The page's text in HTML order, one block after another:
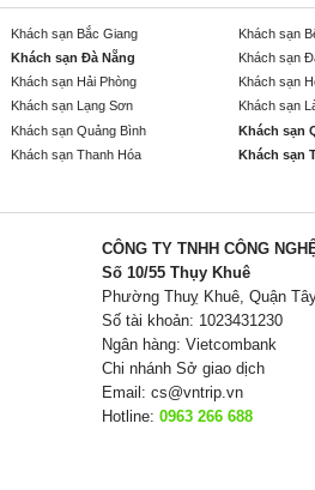
Khách sạn Bắc Giang Khách sạn
Khách sạn Đà Nẵng Khách sạn
Khách sạn Hải Phòng Khách sạn
Khách sạn Lạng Sơn Khách sạn
Khách sạn Quảng Bình Khách sạn
Khách sạn Thanh Hóa Khách sạn
CÔNG TY TNHH CÔNG
Số 10/55 Thụy Khuê
Phường Thuỵ Khuê, Quận
Số tài khoản: 1023431230
Ngân hàng: Vietcombank
Chi nhánh Sở giao dịch
Email: cs@vntrip.vn
Hotline: 0963 266 688